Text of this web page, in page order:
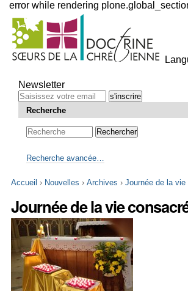
error while rendering
Outils
personnels
au
contenu.
Aller
Newsletter
Recherche
Recherche avancée…
Accueil › Nouvelles ›Archives ›Journée de la
Journée de la vie